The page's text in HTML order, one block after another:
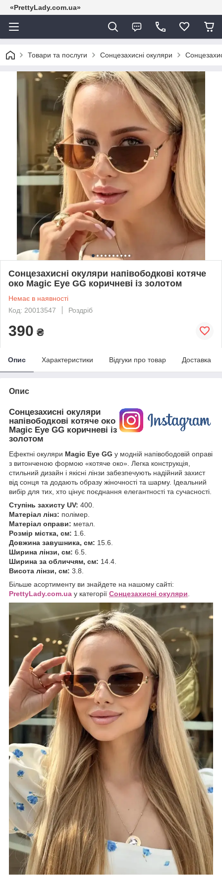
«PrettyLady.com.ua»
Товари та послуги Сонцезахисні окуляри
Сонцезахисні окуляри напівободкові котяче
око Magic Eye GG коричневі із золотом
Немає в наявності
Код: 20013547
Роздріб
390 ₴
Опис Характеристики Відгуки про товар Доставка
Опис
Сонцезахисні окуляри
напівободкові котяче око
Magic Eye GG коричневі із
золотом
Ефектні окуляри Magic Eye GG у модній напівободовій оправі
з витонченою формою «котяче око». Легка конструкція,
стильний дизайн і якісні лінзи забезпечують надійний захист
від сонця та додають образу жіночності та шарму. Ідеальний
вибір для тих, хто цінує поєднання елегантності та сучасності.
Ступінь захисту UV: 400.
Матеріал лінз: полімер.
Матеріал оправи: метал.
Розмір містка, см: 1.6.
Довжина завушника, см: 15.6.
Ширина лінзи, см: 6.5.
Ширина за обличчям, см: 14.4.
Висота лінзи, см: 3.8.
Більше асортименту ви знайдете на нашому сайті:
PrettyLady.com.ua у категорії Сонцезахисні окуляри